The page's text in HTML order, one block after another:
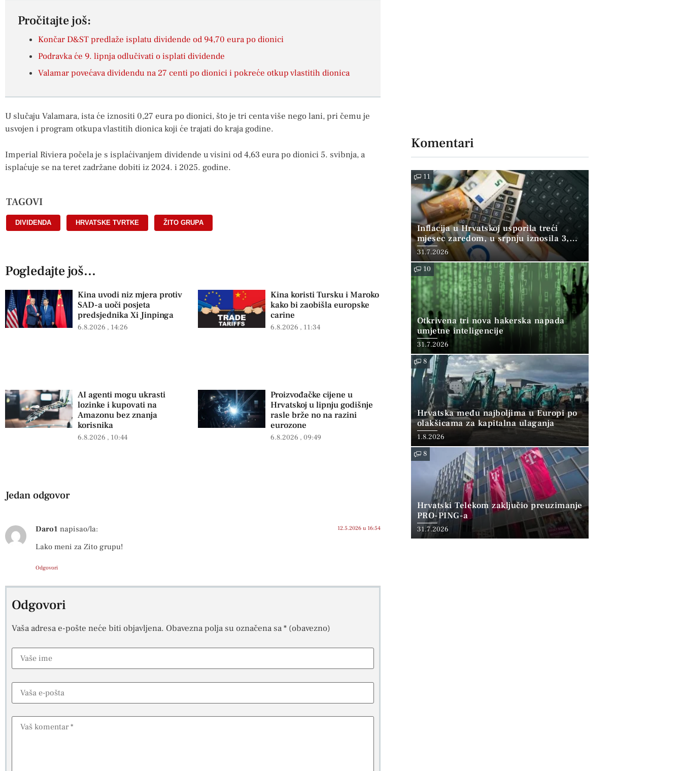
Pročitajte još:
Končar D&ST predlaže isplatu dividende od 94,70 eura po dionici
Podravka će 9. lipnja odlučivati o isplati dividende
Valamar povećava dividendu na 27 centi po dionici i pokreće otkup vlastitih dionica
U slučaju Valamara, ista će iznositi 0,27 eura po dionici, što je tri centa više nego lani, pri čemu je
usvojen i program otkupa vlastitih dionica koji će trajati do kraja godine.
Imperial Riviera počela je s isplaćivanjem dividende u visini od 4,63 eura po dionici 5. svibnja, a
isplaćuje se na teret zadržane dobiti iz 2024. i 2025. godine.
TAGOVI
DIVIDENDA HRVATSKE TVRTKE ŽITO GRUPA
Pogledajte još...
Kina uvodi niz mjera protiv
SAD-a uoči posjeta
predsjednika Xi Jinpinga
6.8.2026 14:26
Kina koristi Tursku i Maroko
kako bi zaobišla europske
carine
6.8.2026 11:34
AI agenti mogu ukrasti
lozinke i kupovati na
Amazonu bez znanja
korisnika
6.8.2026 10:44
Proizvođačke cijene u
Hrvatskoj u lipnju godišnje
rasle brže no na razini
eurozone
6.8.2026 09:49
Jedan odgovor
Daro1 napisao/la: 12.5.2026 u 16:54
Lako meni za Zito grupu!
Odgovori
Odgovori
Vaša adresa e-pošte neće biti objavljena. Obavezna polja su označena sa* (obavezno)
Komentari
11
Inflacija u Hrvatskoj usporila treći
mjesec zaredom, u srpnju iznosila 3,9
posto
31.7.2026
10
Otkrivena tri nova hakerska napada
umjetne inteligencije
31.7.2026
8
Hrvatska među najboljima u Europi po
olakšicama za kapitalna ulaganja
1.8.2026
8
Hrvatski Telekom zaključio preuzimanje
PRO-PING-a
31.7.2026